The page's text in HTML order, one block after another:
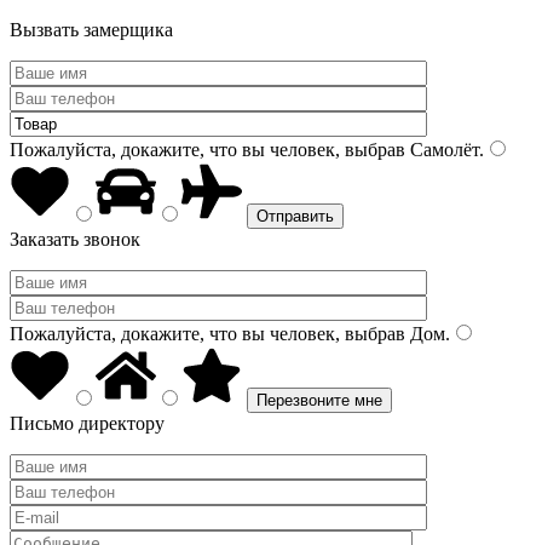
Вызвать замерщика
Пожалуйста, докажите, что вы человек, выбрав Самолёт.
Заказать звонок
Пожалуйста, докажите, что вы человек, выбрав Дом.
Письмо директору